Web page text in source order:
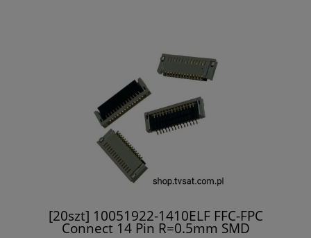
[20szt] 10051922-1410ELF FFC-FPC
Connect 14 Pin R=0.5mm SMD